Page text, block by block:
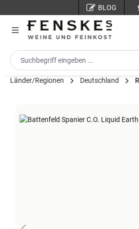
BLOG
Länder/Regionen Deutschland